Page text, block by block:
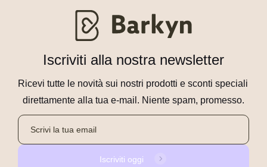
Iscriviti alla nostra newsletter
Ricevi tutte le novità sui nostri prodotti e sconti speciali
direttamente alla tua e-mail. Niente spam, promesso.
Iscriviti oggi